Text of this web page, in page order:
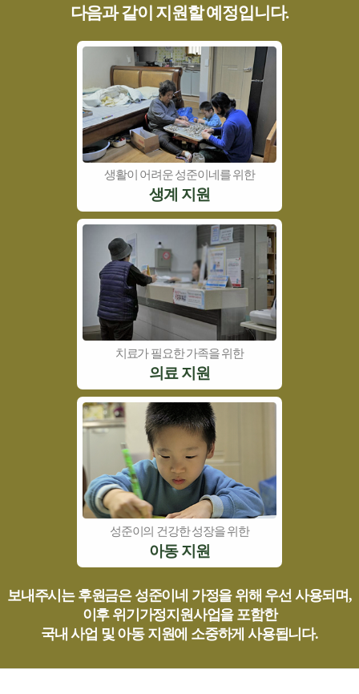
다음과 같이 지원할 예정입니다.
생활이 어려운 성준이네를 위한
생계 지원
치료가 필요한 가족을 위한
의료 지원
성준이의 건강한 성장을 위한
아동 지원
보내주시는 후원금은 성준이네 가정을 위해 우선 사용되며,
이후 위기가정지원사업을 포함한
국내 사업 및 아동 지원에 소중하게 사용됩니다.